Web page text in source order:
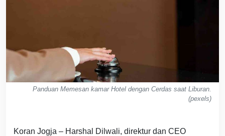
Panduan Memesan kamar Hotel dengan Cerdas saat Liburan.
(pexels)
Koran Jogja – Harshal Dilwali, direktur dan CEO